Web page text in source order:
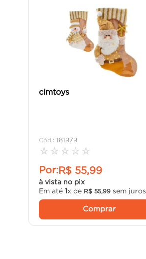
cimtoys
: 181979
☆ ☆ ☆ ☆ ☆
Por:R$ 55,99
à vista no pix
Em até 1x de R$ 55, 99sem juros
Comprar